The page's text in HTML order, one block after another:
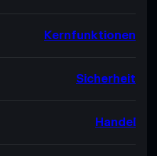
Kernfunktionen
Sicherheit
Handel